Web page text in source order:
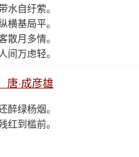
水自纡萦。
横基局平。
散月多情。
间万虑轻。
唐·成彦雄
醉绿杨烟。
红到槛前。